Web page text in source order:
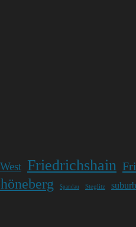
Friedrichshain
Spandau Steglitz suburb